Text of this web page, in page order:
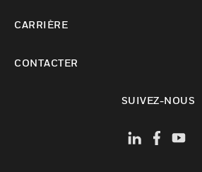
CARRIÈRE
CONTACTER
SUIVEZ-NOUS